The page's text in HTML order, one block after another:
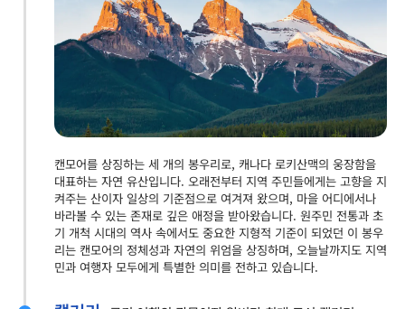
캔모어를 상징하는 세 개의 봉우리로, 캐나다 로키산맥의 웅장함을
대표하는 자연 유산입니다. 오래전부터 지역 주민들에게는 고향을 지
켜주는 산이자 일상의 기준점으로 여겨져 왔으며, 마을 어디에서나
바라볼 수 있는 존재로 깊은 애정을 받아왔습니다. 원주민 전통과 초
기 개척 시대의 역사 속에서도 중요한 지형적 기준이 되었던 이 봉우
리는 캔모어의 정체성과 자연의 위엄을 상징하며, 오늘날까지도 지역
민과 여행자 모두에게 특별한 의미를 전하고 있습니다.